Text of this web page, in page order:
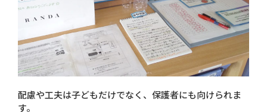
配慮や工夫は子どもだけでなく、保護者にも向けられま
す。